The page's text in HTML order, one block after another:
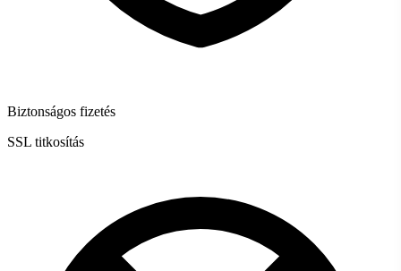
Biztonságos fizetés
SSL titkosítás